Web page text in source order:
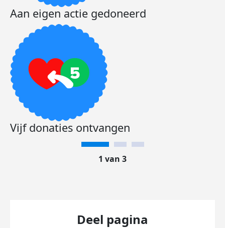
Aan eigen actie gedoneerd
Vijf donaties ontvangen
1 van 3
Deel pagina